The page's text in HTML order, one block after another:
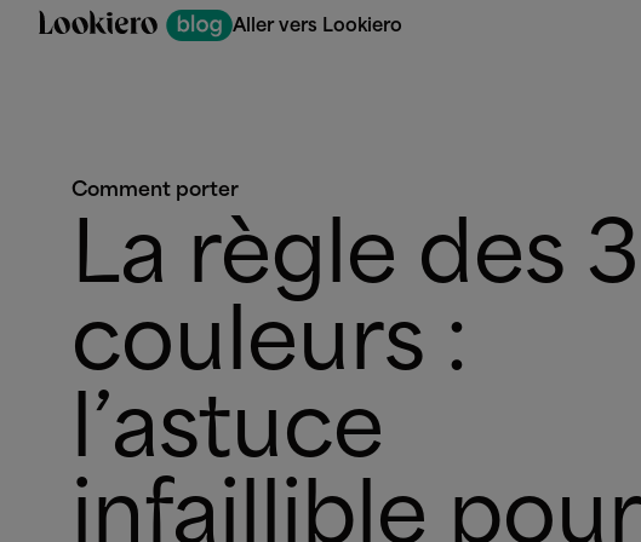
Aller vers Lookiero
Comment porter
La règle des 3
couleurs :
l’astuce
infaillible pour